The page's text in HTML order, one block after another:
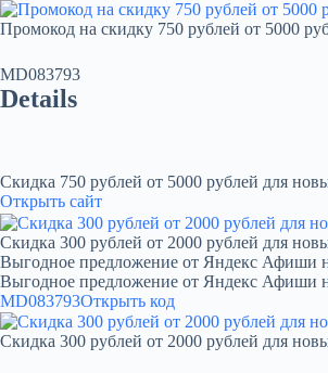
Промокод на скидку 750 рублей от 5000
MD083793
Details
Скидка 750 рублей от 5000 рублей для
Открыть сайт
Скидка 300 рублей от 2000 рублей для
Выгодное предложение от Яндекс Афиши
Выгодное предложение от Яндекс Афиши
MD083793Открыть код
Скидка 300 рублей от 2000 рублей для